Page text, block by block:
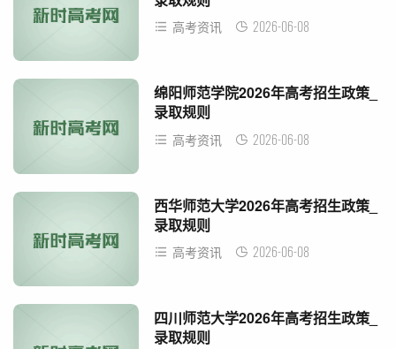
高考资讯 2026-06-08
绵阳师范学院2026年高考招生政策_
录取规则
高考资讯 2026-06-08
西华师范大学2026年高考招生政策_
录取规则
高考资讯 2026-06-08
四川师范大学2026年高考招生政策_
录取规则